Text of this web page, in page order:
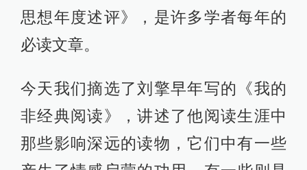
思想年度述评》，是许多学者每年的
必读文章。
今天我们摘选了刘擎早年写的《我的
非经典阅读》，讲述了他阅读生涯中
那些影响深远的读物，它们中有一些